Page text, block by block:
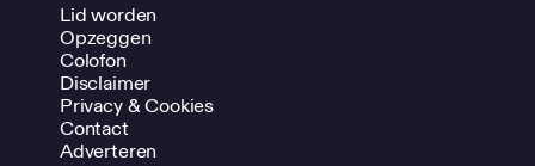
Lid worden
Opzeggen
Colofon
Disclaimer
Privacy & Cookies
Contact
Adverteren